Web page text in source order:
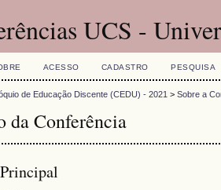
UCS -
ACESSO CADASTRO PESQUISA
de Educação Discente (CEDU) - 2021 > Sobre a
da Conferência